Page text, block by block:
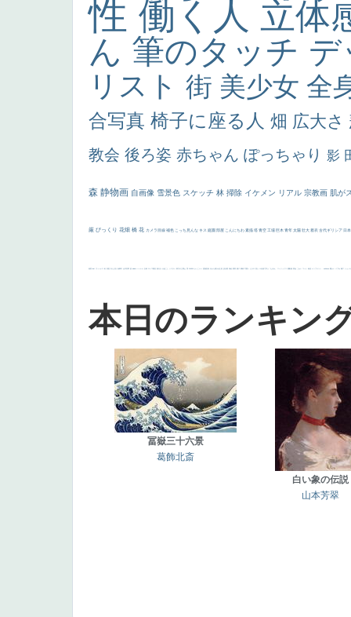
性 働く人 立体
ん 筆のタッチ
リスト 街 美少女 全
合写真 椅子に座る人 畑 広大さ
教会 後ろ姿 赤ちゃん ぽっちゃり 影
森 静物画 自画像 雪景色 スケッチ 林 掃除 イケメン リアル 宗教画 肌が
厳 びっくり 花畑 橋 花 カメラ目線 補色 こっち見んな キス 庭園 部屋 こんにちわ 素描 塔 青空 工場 巨木 青年 太陽 壮大 着衣 古代ギリシア 日
画質 last ヴィーナス 剣 白人少女 食事中 山本芳翠 麦 alciato ハーレム 女神 ローマ教皇 奥行き 火起こし シスター 東方の三博士 114514 かっこいい 受胎告知 天から覗き込む顔 設計図 挿絵 群衆 親子 裸婦 可愛い ピサロ ＃名画で学ぶ「たるみ」 ニーソックス 躍動感 黄色 こわい コート 畦道 レンブラント・ sekkusu 暖かい バブみ 靴下 ショッ
本日のランキン
冨嶽三十六景
葛飾北斎
白い象の伝説
山本芳翠